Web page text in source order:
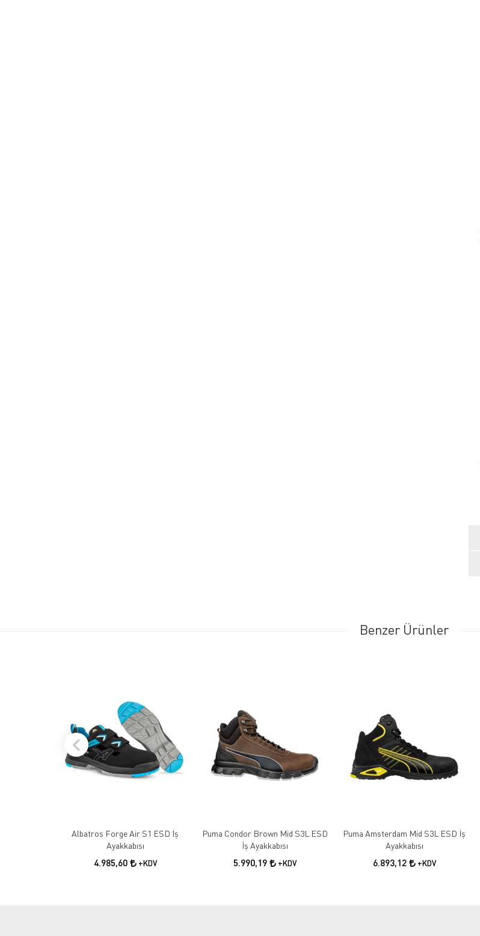
Benzer Ürünler
Albatros Forge Air S1 ESD İş
Ayakkabısı
4.985,60 +KDV
Puma Condor Brown Mid S3L ESD
İş Ayakkabısı
5.990,19 +KDV
Puma Amsterdam Mid S3L ESD İş
Ayakkabısı
6.893,12 +KDV